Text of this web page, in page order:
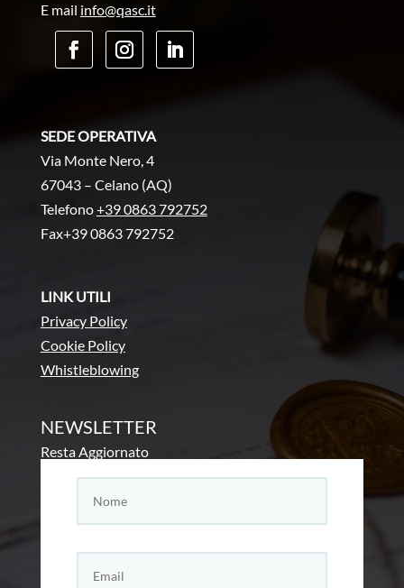
E mail info@qasc.it
SEDE OPERATIVA
Via Monte Nero, 4
67043 – Celano (AQ)
Telefono+39 0863 792752
Fax+39 0863 792752
LINK UTILI
Privacy Policy
Cookie Policy
Whistleblowing
NEWSLETTER
Resta Aggiornato